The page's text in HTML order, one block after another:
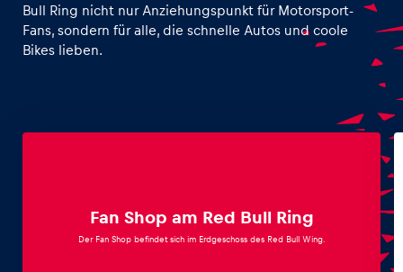
Bull Ring nicht nur Anziehungspunkt für Motorsport-
Fans, sondern für alle, die schnelle Autos und coole
Bikes lieben.
Fan Shop am Red Bull Ring
Der Fan Shop befindet sich im Erdgeschoss des Red Bull Wing.